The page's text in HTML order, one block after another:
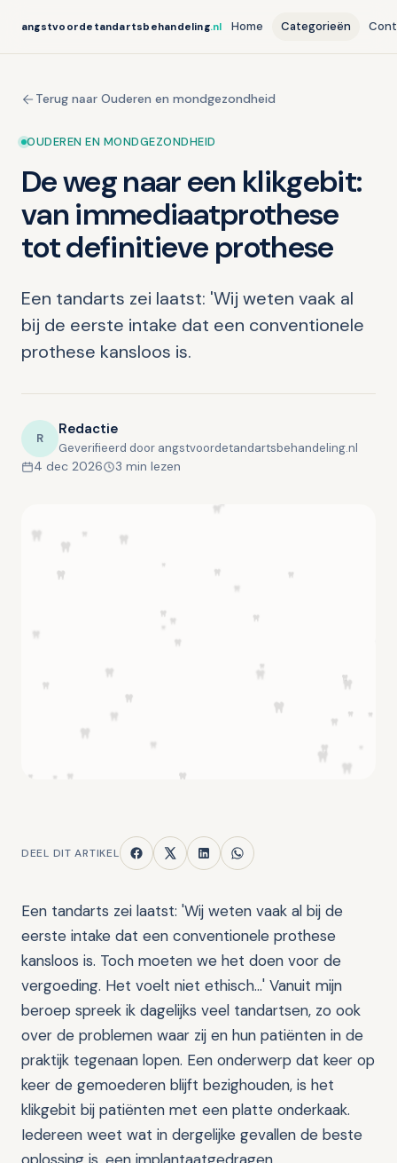
angstvoordetandartsbehandeling.nl Home Categorieën
Terug naar Ouderen en mondgezondheid
OUDEREN EN MONDGEZONDHEID
De weg naar een klikgebit:
van immediaatprothese
tot definitieve prothese
Een tandarts zei laatst: 'Wij weten vaak al
bij de eerste intake dat een conventionele
prothese kansloos is.
R Redactie
Geverifieerd door angstvoordetandartsbehandeling.nl
4 dec 2026 3 min lezen
DEEL DIT ARTIKEL
Een tandarts zei laatst: 'Wij weten vaak al bij de
eerste intake dat een conventionele prothese
kansloos is. Toch moeten we het doen voor de
vergoeding. Het voelt niet ethisch...' Vanuit mijn
beroep spreek ik dagelijks veel tandartsen, zo ook
over de problemen waar zij en hun patiënten in de
praktijk tegenaan lopen. Een onderwerp dat keer op
keer de gemoederen blijft bezighouden, is het
klikgebit bij patiënten met een platte onderkaak.
Iedereen weet wat in dergelijke gevallen de beste